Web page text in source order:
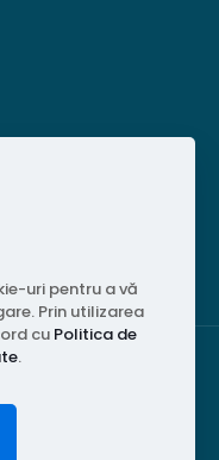
Studios
uri pentru a vă
Prin utilizarea
cu Politica de
.